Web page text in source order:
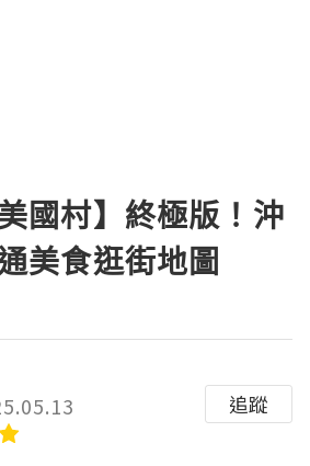
國村】終極版！沖
美食逛街地圖
追蹤